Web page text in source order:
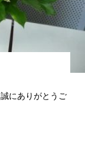
にありがとうご